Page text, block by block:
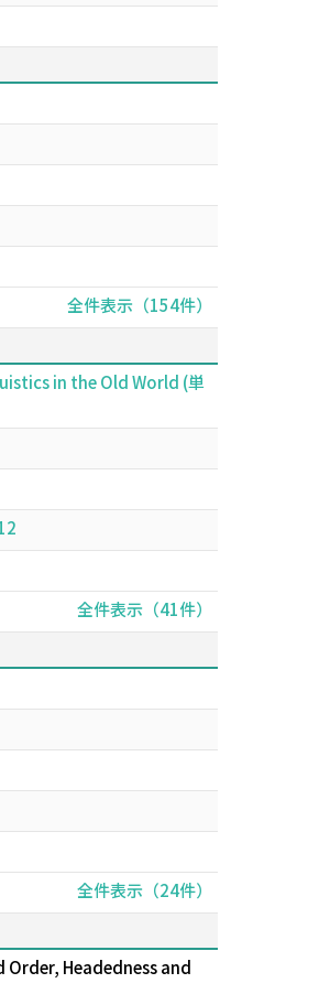
全件表示（154件）
in the Old World (単
全件表示（41件）
全件表示（24件）
Headedness and